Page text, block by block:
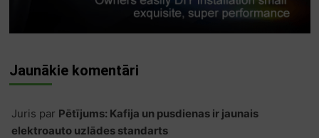
Jaunākie komentāri
Juris par Pētījums: Kafija un pusdienas ir jaunais
elektroauto uzlādes standarts